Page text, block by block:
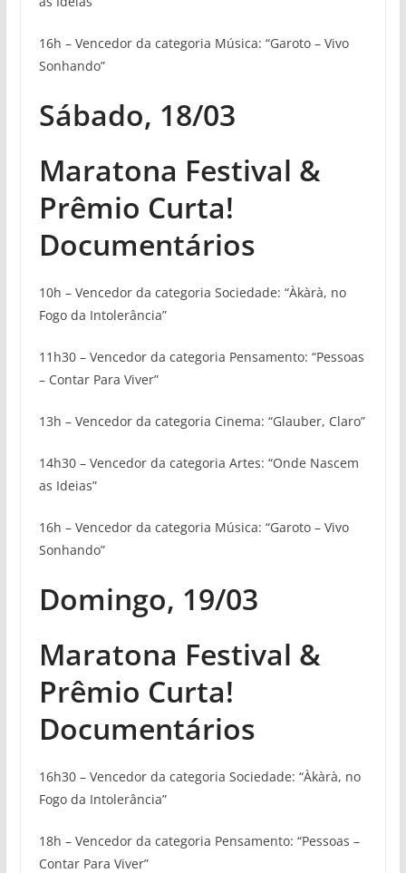
16h – Vencedor da categoria Música: “Garoto – Vivo
Sonhando”
Sábado, 18/03
Maratona Festival &
Prêmio Curta!
Documentários
10h – Vencedor da categoria Sociedade: “Àkàrà, no
Fogo da Intolerância”
11h30 – Vencedor da categoria Pensamento: “Pessoas
– Contar Para Viver”
13h – Vencedor da categoria Cinema: “Glauber, Claro”
14h30 – Vencedor da categoria Artes: “Onde Nascem
as Ideias”
16h – Vencedor da categoria Música: “Garoto – Vivo
Sonhando”
Domingo, 19/03
Maratona Festival &
Prêmio Curta!
Documentários
16h30 – Vencedor da categoria Sociedade: “Àkàrà, no
Fogo da Intolerância”
18h – Vencedor da categoria Pensamento: “Pessoas –
Contar Para Viver”